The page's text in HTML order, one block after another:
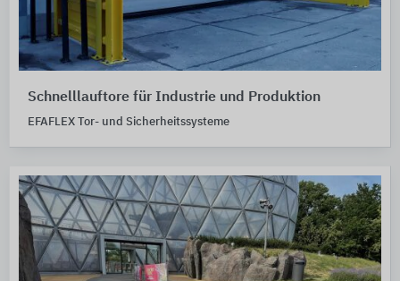
Schnelllauftore für Industrie und Produktion
EFAFLEX Tor- und Sicherheitssysteme